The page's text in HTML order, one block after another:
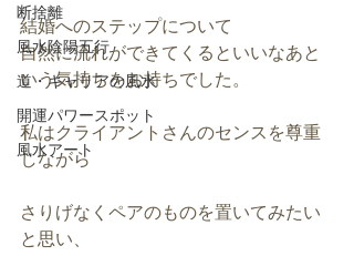
断捨離
風水陰陽五行
道・キャリアの風水
開運パワースポット
風水アート
結婚へのステップについて
自然に流れができてくるといいなあと
いう気持ちをお持ちでした。
私はクライアントさんのセンスを尊重
しながら
さりげなくペアのものを置いてみたい
と思い、